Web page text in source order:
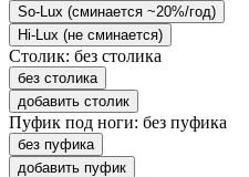
So-Lux (cминается ~20%/год)
Hi-Lux (не сминается)
Столик: без столика
без столика
добавить столик
Пуфик под ноги: без пуфика
без пуфика
добавить пуфик